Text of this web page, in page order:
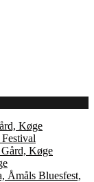
Køge
Køge
Åmåls Bluesfest,